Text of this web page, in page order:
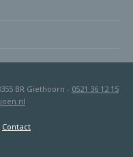
BR Giethoorn - 0521 36 12 15
Contact